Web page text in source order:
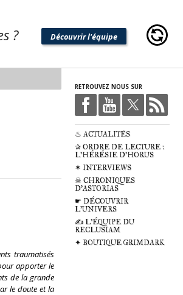
? Découvrir l'équipe
RETROUVEZ NOUS SUR
♨ ACTUALITÉS
✰ ORDRE DE LECTURE :
L'HÉRÉSIE D'HORUS
✶ INTERVIEWS
☠ CHRONIQUES
D'ASTORIAS
☛ DÉCOUVRIR
L'UNIVERS
✍ L'ÉQUIPE DU
RECLUSIAM
✦ BOUTIQUE GRIMDARK
traumatisés
apporter le
de la grande
le doute et la